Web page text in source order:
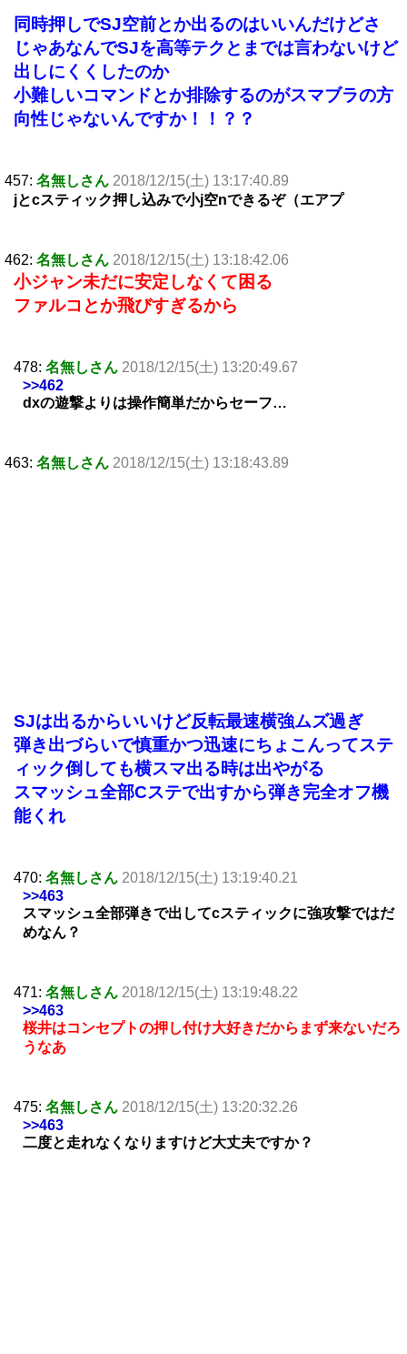
同時押しでSJ空前とか出るのはいいんだけどさ
じゃあなんでSJを高等テクとまでは言わないけど
出しにくくしたのか
小難しいコマンドとか排除するのがスマブラの方
向性じゃないんですか！！？？
457: 名無しさん 2018/12/15(土) 13:17:40.89
jとcスティック押し込みで小j空nできるぞ（エアプ
462: 名無しさん 2018/12/15(土) 13:18:42.06
小ジャン未だに安定しなくて困る
ファルコとか飛びすぎるから
478: 名無しさん 2018/12/15(土) 13:20:49.67
>>462
dxの遊撃よりは操作簡単だからセーフ…
463: 名無しさん 2018/12/15(土) 13:18:43.89
SJは出るからいいけど反転最速横強ムズ過ぎ
弾き出づらいで慎重かつ迅速にちょこんってステ
ィック倒しても横スマ出る時は出やがる
スマッシュ全部Cステで出すから弾き完全オフ機
能くれ
470: 名無しさん 2018/12/15(土) 13:19:40.21
>>463
スマッシュ全部弾きで出してcスティックに強攻撃ではだ
めなん？
471: 名無しさん 2018/12/15(土) 13:19:48.22
>>463
桜井はコンセプトの押し付け大好きだからまず来ないだろ
うなあ
475: 名無しさん 2018/12/15(土) 13:20:32.26
>>463
二度と走れなくなりますけど大丈夫ですか？